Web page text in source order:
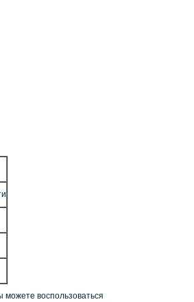
воспользоваться